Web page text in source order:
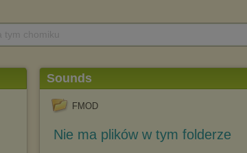
Sounds
FMOD
Nie ma plików w tym folderze